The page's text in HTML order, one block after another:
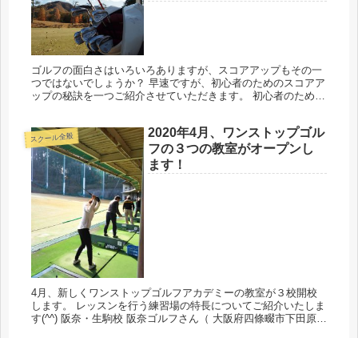
ゴルフの面白さはいろいろありますが、スコアアップもその一
つではないでしょうか？ 早速ですが、初心者のためのスコアア
ップの秘訣を一つご紹介させていただきます。 初心者のための
スクール全般
2020年4月、ワンストップゴル
フの３つの教室がオープンし
ます！
4月、新しくワンストップゴルフアカデミーの教室が３校開校
します。 レッスンを行う練習場の特長についてご紹介いたしま
す(^^) 阪奈・生駒校 阪奈ゴルフさん（ 大阪府四條畷市下田原）